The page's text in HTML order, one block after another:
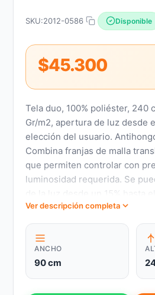
SKU:2012-0586 Disponible
$45.300
Tela duo, 100% poliéster, 240
Gr/m2, apertura de luz desde
elección del usuario.
Combina franjas de malla
que permiten controlar con
luminosidad requerida. Se
franjas de tela. Al cerrar
de tela y llevar al mínimo la
bloquea la visión al 100%
Ver descripción completa
ANCHO
90 cm